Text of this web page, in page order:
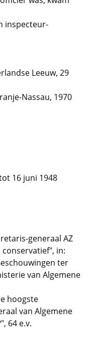
inspecteur-
Leeuw, 29
Nassau, 1970
16 juni 1948
generaal AZ
in:
ter
van Algemene
hoogste
van Algemene
64 e.v.